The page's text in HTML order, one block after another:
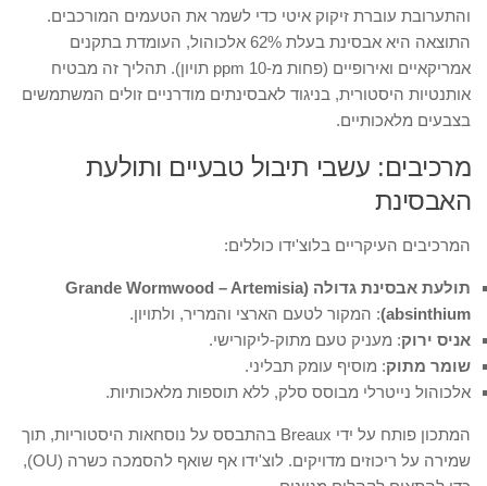
והתערובת עוברת זיקוק איטי כדי לשמר את הטעמים המורכבים.
התוצאה היא אבסינת בעלת 62% אלכוהול, העומדת בתקנים
אמריקאיים ואירופיים (פחות מ-10 ppm תויון). תהליך זה מבטיח
אותנטיות היסטורית, בניגוד לאבסינתים מודרניים זולים המשתמשים
בצבעים מלאכותיים.
מרכיבים: עשבי תיבול טבעיים ותולעת
האבסינת
המרכיבים העיקריים בלוצ'ידו כוללים:
תולעת אבסינת גדולה (Grande Wormwood – Artemisia
absinthium) : המקור לטעם הארצי והמריר, ולתויון.
אניס ירוק: מעניק טעם מתוק-ליקורישי.
שומר מתוק: מוסיף עומק תבליני.
אלכוהול נייטרלי מבוסס סלק, ללא תוספות מלאכותיות.
המתכון פותח על ידי Breaux בהתבסס על נוסחאות היסטוריות, תוך
שמירה על ריכוזים מדויקים. לוצ'ידו אף שואף להסמכה כשרה (OU),